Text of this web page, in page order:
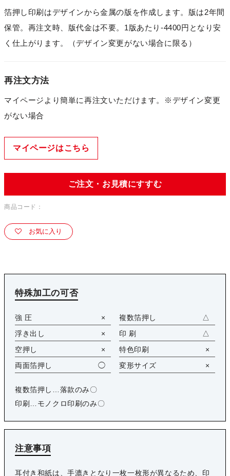
箔押し印刷はデザインから金属の版を作成します。版は2年間
保管。再注文時、版代金は不要。1版あたり-4400円となり安
く仕上がります。（デザイン変更がない場合に限る）
再注文方法
マイページより簡単に再注文いただけます。※デザイン変更
がない場合
マイページはこちら
ご注文・お見積にすすむ
商品コード：
お気に入り
特殊加工の可否
強 圧 ×
浮き出し ×
空押し ×
両面箔押し ◯
複数箔押し △
印 刷 △
特色印刷 ×
変形サイズ ×
複数箔押し…落款のみ〇
印刷…モノクロ印刷のみ〇
注意事項
耳付き和紙は、手漉きとなり一枚一枚形が異なるため、印